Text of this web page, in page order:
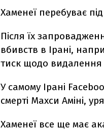
Хаменеї перебуває
Після їх
вбивств в Ірані,
тиск щодо видалення
У самому Ірані
смерті Махси Аміні,
Хаменеї все ще має